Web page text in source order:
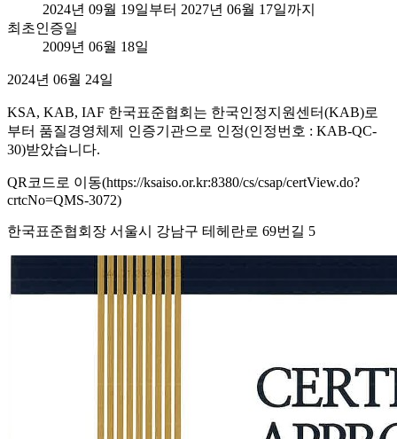
2024년 09월 19일부터 2027년 06월 17일까지
최초인증일
2009년 06월 18일
2024년 06월 24일
KSA, KAB, IAF 한국표준협회는 한국인정지원센터(KAB)로
부터 품질경영체제 인증기관으로 인정(인정번호 : KAB-QC-
30)받았습니다.
QR코드로 이동(https://ksaiso.or.kr:8380/cs/csap/certView.do?
crtcNo=QMS-3072)
한국표준협회장 서울시 강남구 테헤란로 69번길 5